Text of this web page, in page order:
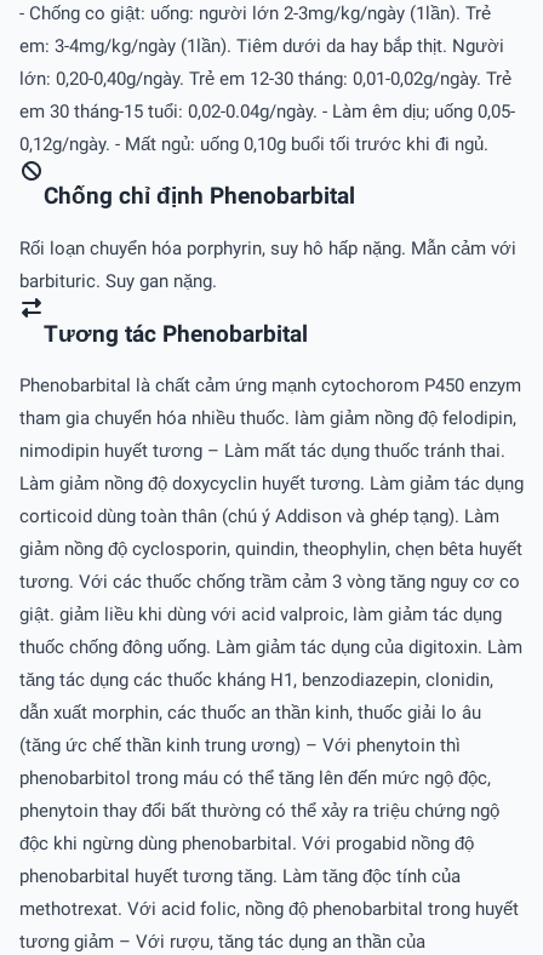
- Chống co giật: uống: người lớn 2-3mg/kg/ngày (1lần). Trẻ
em: 3-4mg/kg/ngày (1lần). Tiêm dưới da hay bắp thịt. Người
lớn: 0,20-0,40g/ngày. Trẻ em 12-30 tháng: 0,01-0,02g/ngày. Trẻ
em 30 tháng-15 tuổi: 0,02-0.04g/ngày. - Làm êm dịu; uống 0,05-
0,12g/ngày. - Mất ngủ: uống 0,10g buổi tối trước khi đi ngủ.
Chống chỉ định Phenobarbital
Rối loạn chuyển hóa porphyrin, suy hô hấp nặng. Mẫn cảm với
barbituric. Suy gan nặng.
Tương tác Phenobarbital
Phenobarbital là chất cảm ứng mạnh cytochorom P450 enzym
tham gia chuyển hóa nhiều thuốc. làm giảm nồng độ felodipin,
nimodipin huyết tương – Làm mất tác dụng thuốc tránh thai.
Làm giảm nồng độ doxycyclin huyết tương. Làm giảm tác dụng
corticoid dùng toàn thân (chú ý Addison và ghép tạng). Làm
giảm nồng độ cyclosporin, quindin, theophylin, chẹn bêta huyết
tương. Với các thuốc chống trầm cảm 3 vòng tăng nguy cơ co
giật. giảm liều khi dùng với acid valproic, làm giảm tác dụng
thuốc chống đông uống. Làm giảm tác dụng của digitoxin. Làm
tăng tác dụng các thuốc kháng H1, benzodiazepin, clonidin,
dẫn xuất morphin, các thuốc an thần kinh, thuốc giải lo âu
(tăng ức chế thần kinh trung ương) – Với phenytoin thì
phenobarbitol trong máu có thể tăng lên đến mức ngộ độc,
phenytoin thay đổi bất thường có thể xảy ra triệu chứng ngộ
độc khi ngừng dùng phenobarbital. Với progabid nồng độ
phenobarbital huyết tương tăng. Làm tăng độc tính của
methotrexat. Với acid folic, nồng độ phenobarbital trong huyết
tương giảm – Với rượu, tăng tác dụng an thần của